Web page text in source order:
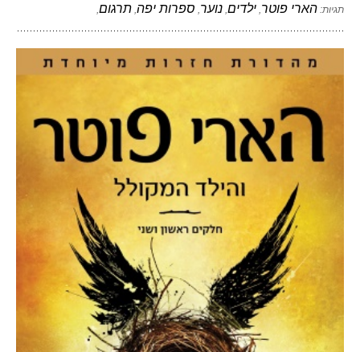
תגיות: הארי פוטר, ילדים, נוער, ספרות יפה, תרגום,